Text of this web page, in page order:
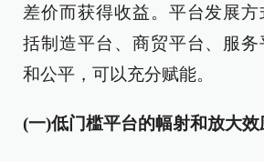
差价而获得收益。平台发展
括制造平台、商贸平台、服
和公平，可以充分赋能。
(一)低门槛平台的幅射和放大效